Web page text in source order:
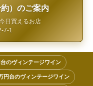
）のご案内
日買えるお店
7-1
のヴィンテージワイン
円台のヴィンテージワイン